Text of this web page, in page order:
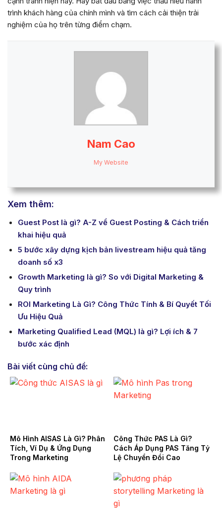
trình khách hàng của chính mình và tìm cách cải thiện trải
nghiệm của họ trên từng điểm chạm.
Nam Cao
My Website
Xem thêm:
Guest Post là gì? A-Z về Guest Posting & Cách triển
khai hiệu quả
5 bước xây dựng kịch bản livestream hiệu quả tăng
doanh số x3
Growth Marketing là gì? So với Digital Marketing &
Quy trình
ROI Marketing Là Gì? Công Thức Tính & Bí Quyết Tối
Ưu Hiệu Quả
Marketing Qualified Lead (MQL) là gì? Lợi ích & 7
bước xác định
Bài viết cùng chủ đề:
Mô Hình AISAS Là Gì? Phân
Tích, Ví Dụ & Ứng Dụng
Trong Marketing
Công Thức PAS Là Gì?
Cách Áp Dụng PAS Tăng Tỷ
Lệ Chuyển Đổi Cao